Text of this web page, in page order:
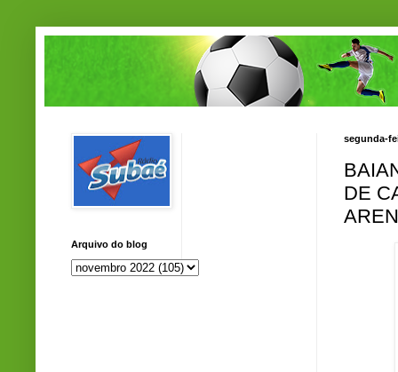
segunda-
DE
Arquivo do blog